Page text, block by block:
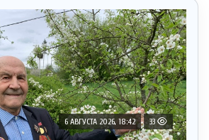
6 АВГУСТА 2026, 18:42 33